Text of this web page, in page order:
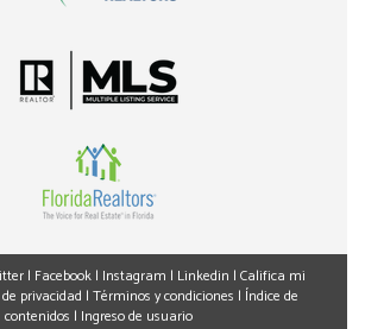
| Facebook| Instagram | Linkedin | Califica mi
privacidad | Términos y condiciones | Índice de
contenidos | Ingreso de usuario